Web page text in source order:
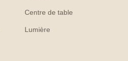
Centre de table
Lumière